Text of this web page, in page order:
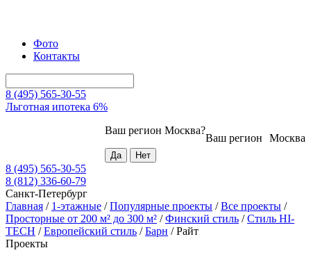
Фото
Контакты
8 (495) 565-30-55
Льготная ипотека 6%
Москва
Ваш регион
Ваш регион Москва?
8 (495) 565-30-55
8 (812) 336-60-79
Санкт-Петербург
Главная / 1-этажные /Популярные проекты /Все проекты /
Просторные от 200 м² до 300 м² /Финский стиль /Стиль HI-
TECH /Европейский стиль /Барн /Райт
Проекты